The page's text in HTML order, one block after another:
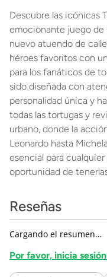
Descubre las icónicas
emocionante juego de
nuevo atuendo de
héroes favoritos con
para los fanáticos de
sido diseñada con
personalidad única y
todas las tortugas y
urbano, donde la
Leonardo hasta
esencial para
oportunidad de
Reseñas
Cargando el resumen…
Por favor, inicia